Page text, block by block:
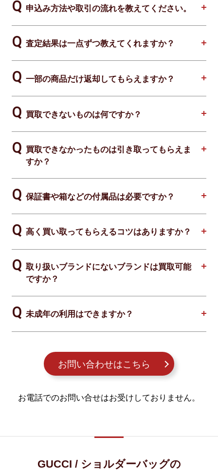
申込み方法や取引の流れを教えてください。
査定結果は一点ずつ教えてくれますか？
一部の商品だけ返却してもらえますか？
買取できないものは何ですか？
買取できなかったものは引き取ってもらえま
すか？
保証書や箱などの付属品は必要ですか？
高く買い取ってもらえるコツはありますか？
取り扱いブランドにないブランドは買取可能
ですか？
未成年の利用はできますか？
お問い合わせはこちら
お電話でのお問い合せはお受けしておりません。
GUCCI / ショルダーバッグの